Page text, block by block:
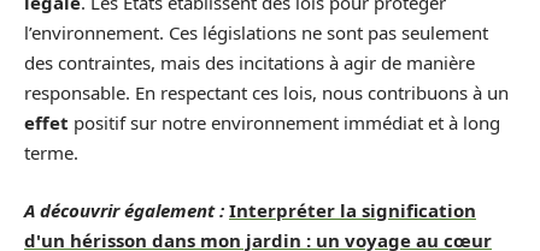
l’environnement. Ces législations ne sont pas seulement
des contraintes, mais des incitations à agir de manière
responsable. En respectant ces lois, nous contribuons à un
effet positif sur notre environnement immédiat et à long
terme.
A découvrir également : Interpréter la signification
d'un hérisson dans mon jardin : un voyage au cœur